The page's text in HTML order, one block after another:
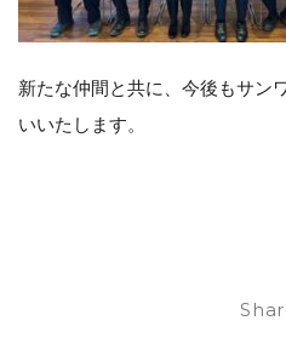
新たな仲間と共に、今後もサン
いいたします。